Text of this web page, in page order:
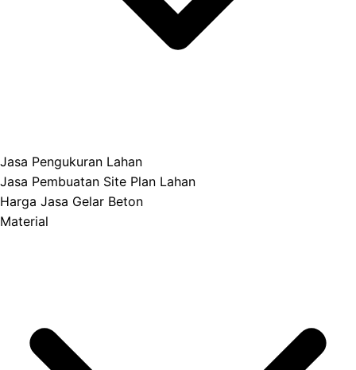
Jasa Pengukuran Lahan
Jasa Pembuatan Site Plan Lahan
Harga Jasa Gelar Beton
Material